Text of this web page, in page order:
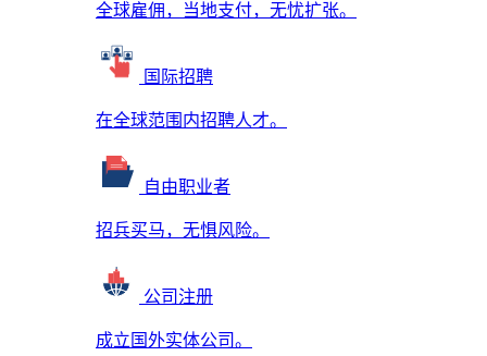
全球雇佣，当地支付，无忧扩张。
国际招聘
在全球范围内招聘人才。
自由职业者
招兵买马，无惧风险。
公司注册
成立国外实体公司。